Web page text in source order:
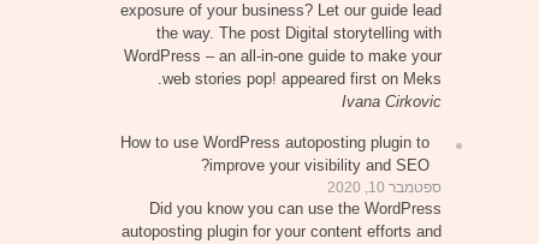
exposure of your business? Let our guide lead
the way. The post Digital storytelling with
WordPress – an all-in-one guide to make your
web stories pop! appeared first on Meks.
Ivana Cirkovic
How to use WordPress autoposting plugin to
improve your visibility and SEO?
ספטמבר 10, 2020
Did you know you can use the WordPress
autoposting plugin for your content efforts and